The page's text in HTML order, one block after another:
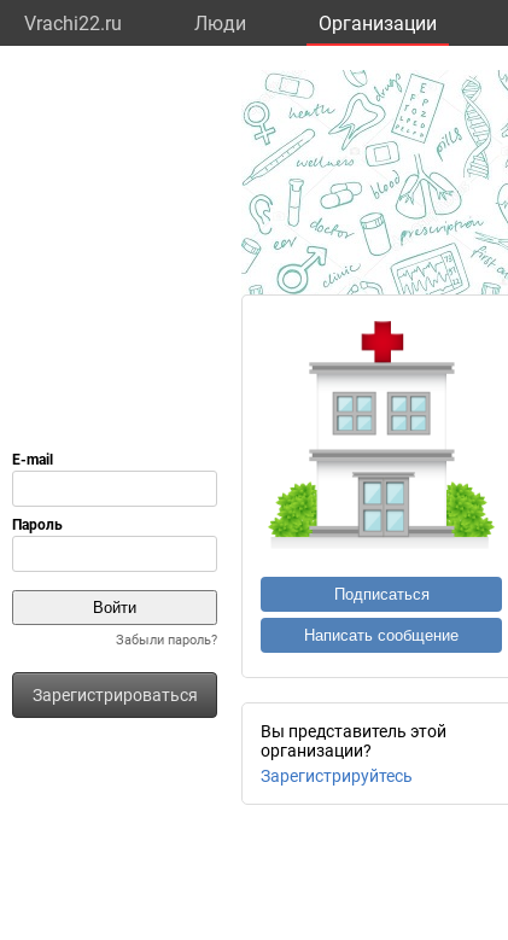
Vrachi22.ru Люди Организации
Забыли пароль?
Зарегистрироваться
Подписаться
Написать сообщение
Вы представитель этой
организации?
Зарегистрируйтесь